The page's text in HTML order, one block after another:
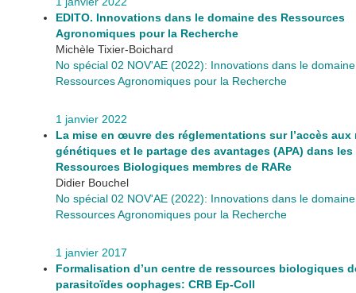
EDITO. Innovations dans le domaine des Ressources
Agronomiques pour la Recherche
Michèle Tixier-Boichard
No spécial 02 NOV'AE (2022): Innovations dans le
Ressources Agronomiques pour la Recherche
1 janvier 2022
La mise en œuvre des réglementations sur l’accès aux
génétiques et le partage des avantages (APA) dans les
Ressources Biologiques membres de RARe
Didier Bouchel
No spécial 02 NOV'AE (2022): Innovations dans le
Ressources Agronomiques pour la Recherche
1 janvier 2017
Formalisation d’un centre de ressources biologiques
parasitoïdes oophages: CRB Ep-Coll